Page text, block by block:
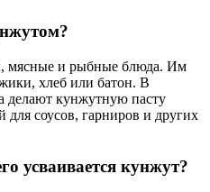
мясные и рыбные блюда. Им
хлеб или батон. В
делают кунжутную пасту
соусов, гарниров и других
усваивается кунжут?